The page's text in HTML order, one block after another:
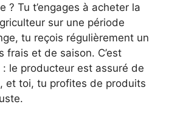
? Tu t’engages à acheter la
sur une période
tu reçois régulièrement un
frais et de saison. C’est
le producteur est assuré de
et toi, tu profites de produits